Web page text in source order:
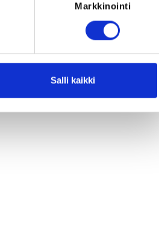
Markkinointi
Salli kaikki